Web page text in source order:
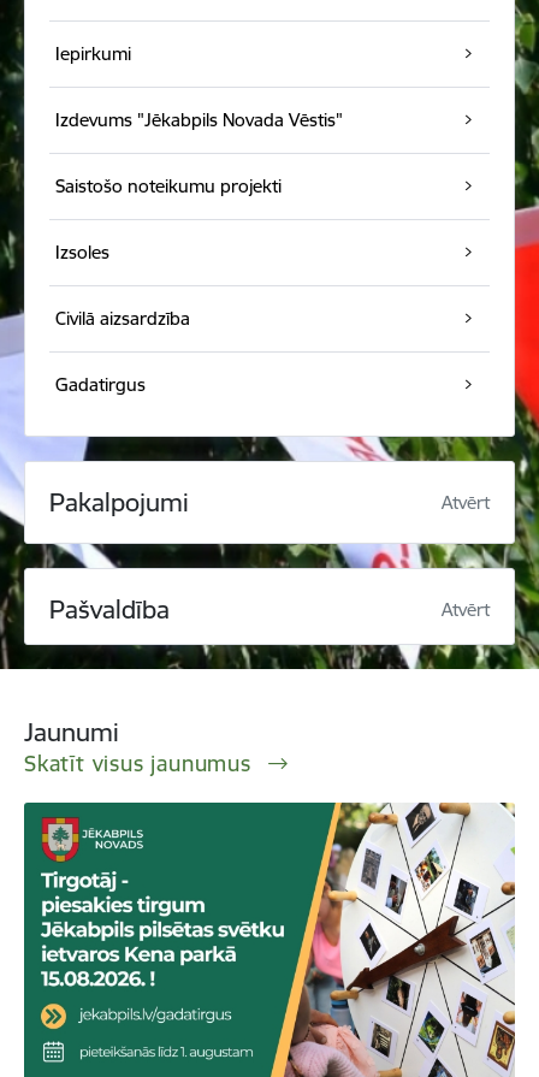
Iepirkumi
Izdevums "Jēkabpils Novada Vēstis"
Saistošo noteikumu projekti
Izsoles
Civilā aizsardzība
Gadatirgus
Pakalpojumi Atvērt
Pašvaldība Atvērt
Jaunumi
Skatīt visus jaunumus